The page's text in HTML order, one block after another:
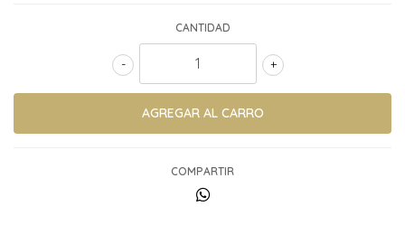
CANTIDAD
+
-
COMPARTIR